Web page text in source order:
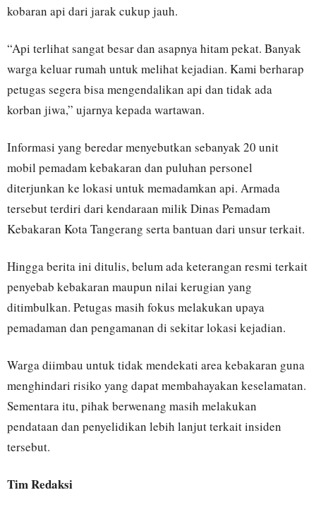
kobaran api dari jarak cukup jauh.
“Api terlihat sangat besar dan asapnya hitam pekat. Banyak
warga keluar rumah untuk melihat kejadian. Kami berharap
petugas segera bisa mengendalikan api dan tidak ada
korban jiwa,” ujarnya kepada wartawan.
Informasi yang beredar menyebutkan sebanyak 20 unit
mobil pemadam kebakaran dan puluhan personel
diterjunkan ke lokasi untuk memadamkan api. Armada
tersebut terdiri dari kendaraan milik Dinas Pemadam
Kebakaran Kota Tangerang serta bantuan dari unsur terkait.
Hingga berita ini ditulis, belum ada keterangan resmi terkait
penyebab kebakaran maupun nilai kerugian yang
ditimbulkan. Petugas masih fokus melakukan upaya
pemadaman dan pengamanan di sekitar lokasi kejadian.
Warga diimbau untuk tidak mendekati area kebakaran guna
menghindari risiko yang dapat membahayakan keselamatan.
Sementara itu, pihak berwenang masih melakukan
pendataan dan penyelidikan lebih lanjut terkait insiden
tersebut.
Tim Redaksi